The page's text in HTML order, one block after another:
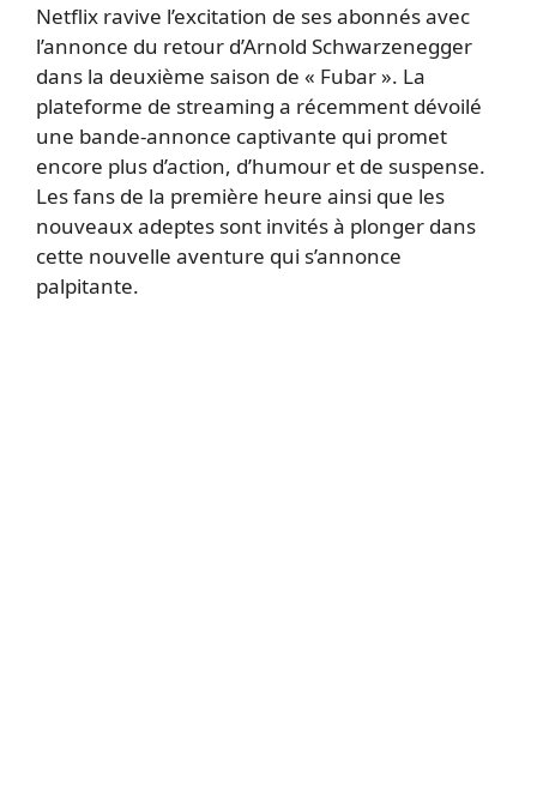
Netflix ravive l’excitation de ses abonnés avec
l’annonce du retour d’Arnold Schwarzenegger
dans la deuxième saison de « Fubar ». La
plateforme de streaming a récemment dévoilé
une bande-annonce captivante qui promet
encore plus d’action, d’humour et de suspense.
Les fans de la première heure ainsi que les
nouveaux adeptes sont invités à plonger dans
cette nouvelle aventure qui s’annonce
palpitante.